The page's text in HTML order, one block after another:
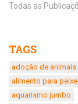
Todas as
TAGS
adoção de animais
alimento para
aquarismo jumbo